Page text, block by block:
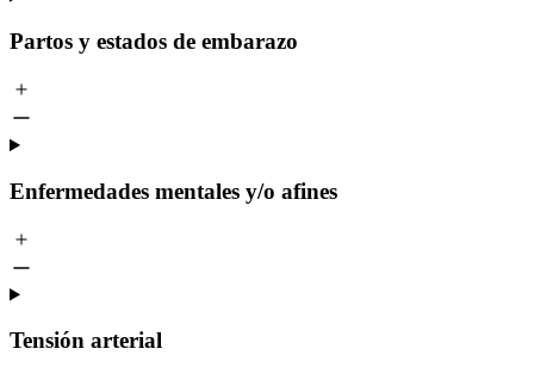
Partos y estados de embarazo
Enfermedades mentales y/o afines
Tensión arterial